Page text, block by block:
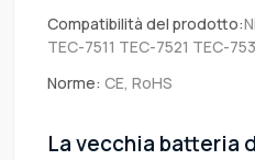
Compatibilità del prodotto:
TEC-7511 TEC-7521 TEC-
Norme: CE, RoHS
La vecchia batteria